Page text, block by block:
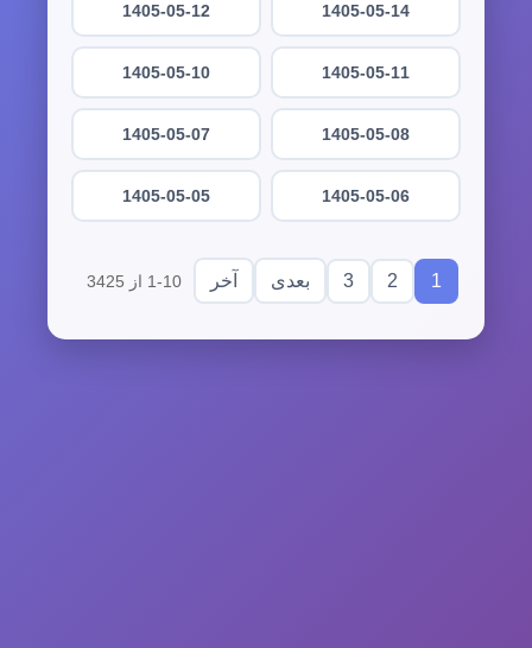
1405-05-14
1405-05-12
1405-05-11
1405-05-10
1405-05-08
1405-05-07
1405-05-06
1405-05-05
1
2
3 بعدی آخر 1-10 از 3425